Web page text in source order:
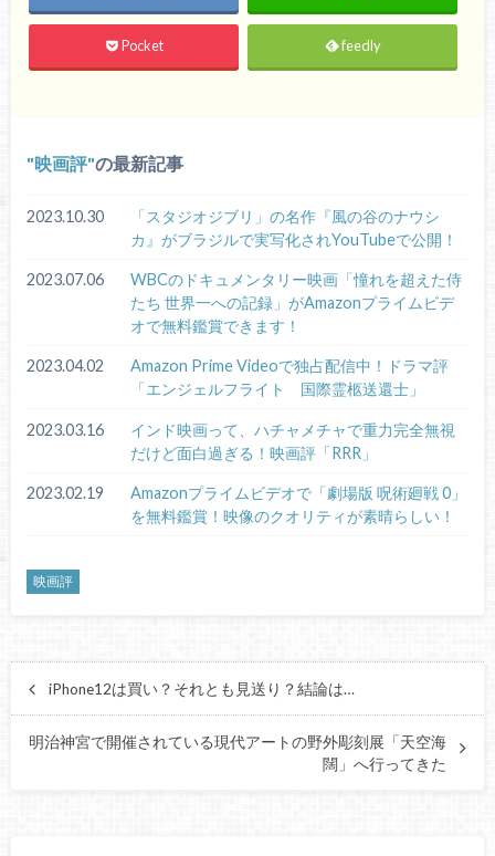
Pocket feedly
映画評 の最新記事
2023.10.30
「スタジオジブリ」の名作『風の谷のナウシ
カ』がブラジルで実写化されYouTubeで公開！
2023.07.06
WBCのドキュメンタリー映画「憧れを超えた侍
たち 世界一への記録」がAmazonプライムビデ
オで無料鑑賞できます！
2023.04.02
Amazon Prime Videoで独占配信中！ドラマ評
「エンジェルフライト 国際霊柩送還士」
2023.03.16
インド映画って、ハチャメチャで重力完全無視
だけど面白過ぎる！映画評「RRR」
2023.02.19
Amazonプライムビデオで「劇場版 呪術廻戦 0」
を無料鑑賞！映像のクオリティが素晴らしい！
映画評
iPhone12は買い？それとも見送り？結論は…
明治神宮で開催されている現代アートの野外彫刻展「天空海
闊」へ行ってきた